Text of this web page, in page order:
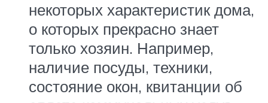
некоторых характеристик дома,
о которых прекрасно знает
только хозяин. Например,
наличие посуды, техники,
состояние окон, квитанции об